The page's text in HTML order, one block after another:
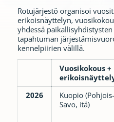
Rotujärjestö organisoi
erikoisnäyttelyn,
yhdessä
tapahtuman
kennelpiirien välillä.
Vuosikokous +
2026
Kuopio (Pohjois-
Savo, itä)